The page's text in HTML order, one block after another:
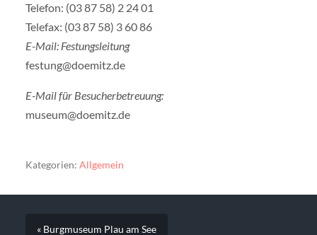
Telefon: (03 87 58) 2 24 01
Telefax: (03 87 58) 3 60 86
E-Mail: Festungsleitung
festung@doemitz.de
E-Mail für Besucherbetreuung:
museum@doemitz.de
Kategorien: Allgemein
« Burgmuseum Plau am See